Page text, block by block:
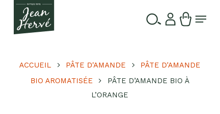
Passer
contenu
Menu
ACCUEIL PÂTE D'AMANDE
PÂTE D'AMANDE
BIO AROMATISÉE
PÂTE D’AMANDE BIO À
L’ORANGE